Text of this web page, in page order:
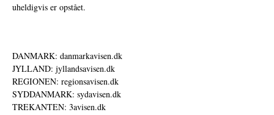
uheldigvis er opstået.
DANMARK: danmarkavisen.dk
JYLLAND: jyllandsavisen.dk
REGIONEN: regionsavisen.dk
SYDDANMARK: sydavisen.dk
TREKANTEN: 3avisen.dk